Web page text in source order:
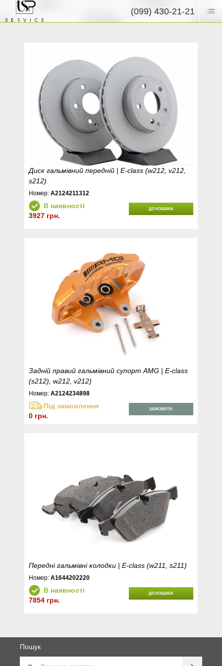
(099) 430-21-21
Диск гальмівний передній | E-class (w212, v212,
s212)
Номер:A2124211312
В наявності
3927 грн.
ДО КОШИКА
Задній правий гальмівний супорт AMG | E-class
(s212), w212, v212)
Номер:A2124234898
Під замовлення
0 грн.
ЗАМОВИТИ
Передні гальмівні колодки | E-class (w211, s211)
Номер:A1644202220
В наявності
7854 грн.
ДО КОШИКА
Пошук